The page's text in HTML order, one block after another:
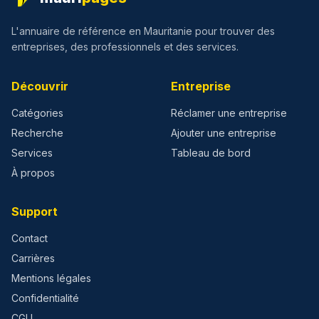
L'annuaire de référence en Mauritanie pour trouver des
entreprises, des professionnels et des services.
Découvrir
Catégories
Recherche
Services
À propos
Entreprise
Réclamer une entreprise
Ajouter une entreprise
Tableau de bord
Support
Contact
Carrières
Mentions légales
Confidentialité